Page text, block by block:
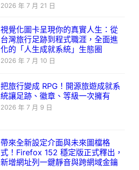
2026 年 7 月 21 日
視覺化圖卡呈現你的真實人生：從
台灣旅行足跡到程式職涯，全面進
化的「人生成就系統」生態圈
2026 年 7 月 10 日
把旅行變成 RPG！開源旅遊成就系
統讓足跡、徽章、等級一次擁有
2026 年 7 月 9 日
帶來全新設定介面與未來圖檔格
式！Firefox 152 穩定版正式釋出，
新增網址列一鍵靜音與跨網域金鑰